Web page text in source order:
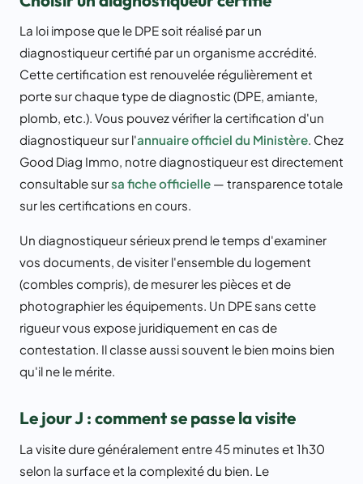
La loi impose que le DPE soit réalisé par un
diagnostiqueur certifié par un organisme accrédité.
Cette certification est renouvelée régulièrement et
porte sur chaque type de diagnostic (DPE, amiante,
plomb, etc.). Vous pouvez vérifier la certification d'un
diagnostiqueur sur l'annuaire officiel du Ministère. Chez
Good Diag Immo, notre diagnostiqueur est directement
consultable sursa fiche officielle — transparence totale
sur les certifications en cours.
Un diagnostiqueur sérieux prend le temps d'examiner
vos documents, de visiter l'ensemble du logement
(combles compris), de mesurer les pièces et de
photographier les équipements. Un DPE sans cette
rigueur vous expose juridiquement en cas de
contestation. Il classe aussi souvent le bien moins bien
qu'il ne le mérite.
Le jour J : comment se passe la visite
La visite dure généralement entre 45 minutes et 1h30
selon la surface et la complexité du bien. Le